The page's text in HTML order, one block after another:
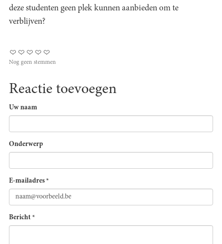
deze studenten geen plek kunnen aanbieden om te
verblijven?
Nog geen stemmen
Reactie toevoegen
Uw naam
Onderwerp
E-mailadres *
Bericht *